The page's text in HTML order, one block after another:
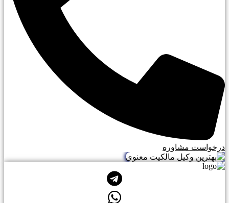
درخواست مشاوره